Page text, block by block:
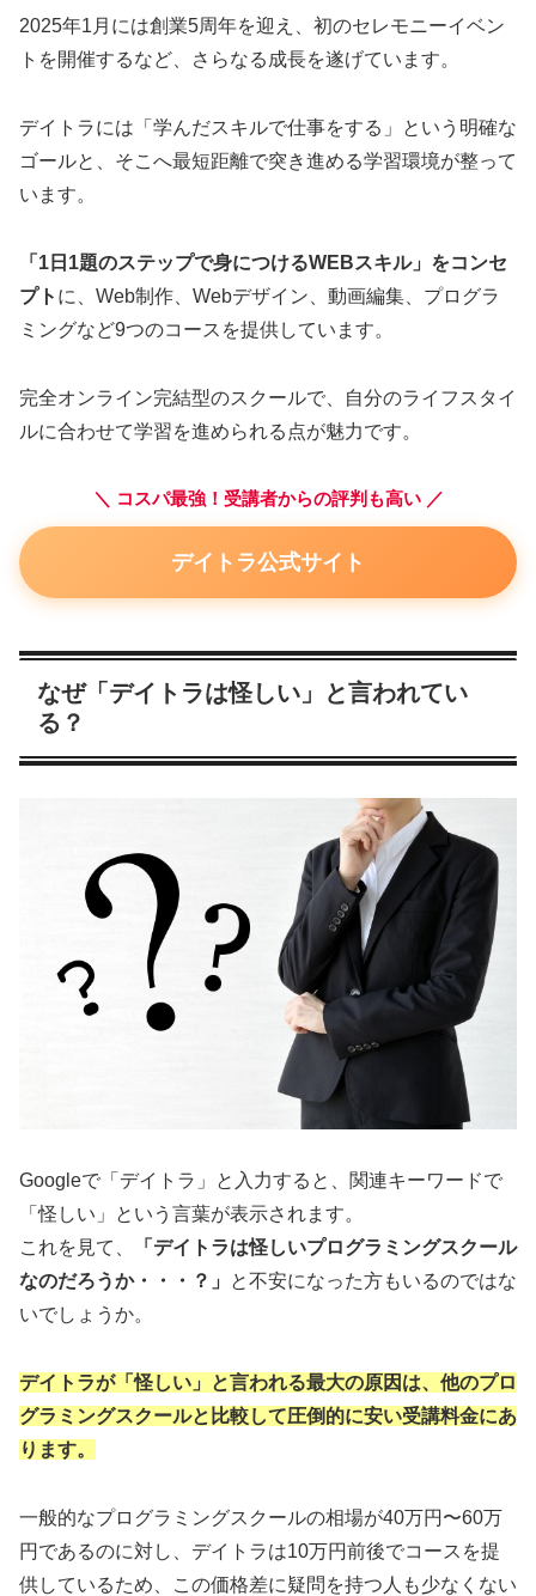
2025年1月には創業5周年を迎え、初のセレモニーイベン
トを開催するなど、さらなる成長を遂げています。
デイトラには「学んだスキルで仕事をする」という明確な
ゴールと、そこへ最短距離で突き進める学習環境が整って
います。
「1日1題のステップで身につけるWEBスキル」をコンセ
プト に、Web制作、Webデザイン、動画編集、プログラ
ミングなど9つのコースを提供しています。
完全オンライン完結型のスクールで、自分のライフスタイ
ルに合わせて学習を進められる点が魅力です。
＼ コスパ最強！受講者からの評判も高い ／
デイトラ公式サイト
なぜ「デイトラは怪しい」と言われてい
る？
Googleで「デイトラ」と入力すると、関連キーワードで
「怪しい」という言葉が表示されます。
これを見て、
「デイトラは怪しいプログラミングスクール
なのだろうか・・・？」
と不安になった方もいるのではな
いでしょうか。
デイトラが「怪しい」と言われる最大の原因は、他のプロ
グラミングスクールと比較して圧倒的に安い受講料金にあ
ります。
一般的なプログラミングスクールの相場が40万円〜60万
円であるのに対し、デイトラは10万円前後でコースを提
供しているため、この価格差に疑問を持つ人も少なくない